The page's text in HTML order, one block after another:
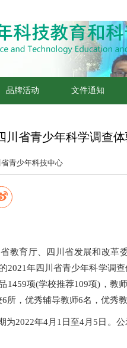
品牌活动 文件通知
川省青少年科学调查
省青少年科技中心
教育厅、四川省发展和改革
2021年四川省青少年科学调
1459项(学校推荐109项)，教
所，优秀辅导教师6名，优秀
为2022年4月1日至4月5日。